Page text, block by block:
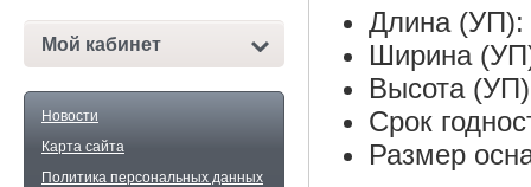
Мой кабинет
Новости
Карта сайта
Политика персональных данных
Длина
Ширина
Высота
Срок
Размер